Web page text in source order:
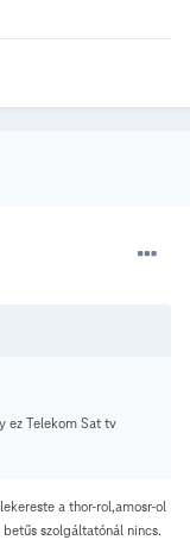
ez Telekom Sat tv
a thor-rol,amosr-ol
szolgáltatónál nincs.